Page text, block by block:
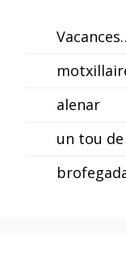
alenar
un tou de